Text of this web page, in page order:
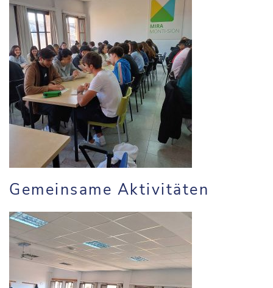
Gemeinsame Aktivitäten